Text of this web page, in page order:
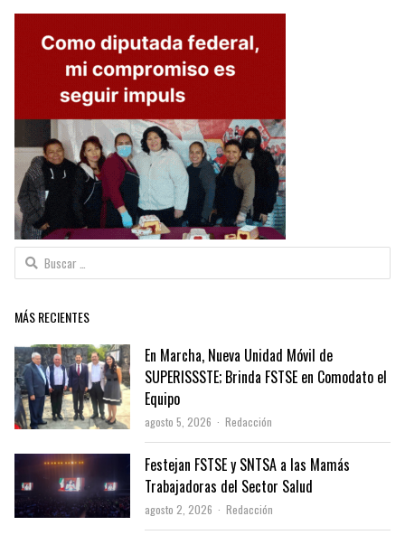
Buscar:
MÁS RECIENTES
En Marcha, Nueva Unidad Móvil de
SUPERISSSTE; Brinda FSTSE en Comodato el
Equipo
agosto 5, 2026 Author
Redacción
Festejan FSTSE y SNTSA a las Mamás
Trabajadoras del Sector Salud
agosto 2, 2026 Author
Redacción